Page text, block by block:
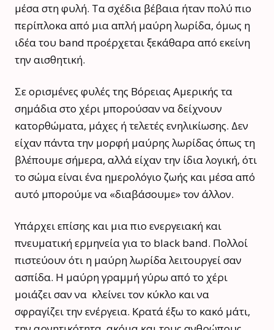
μέσα στη φυλή. Τα σχέδια βέβαια ήταν πολύ πιο
περίπλοκα από μια απλή μαύρη λωρίδα, όμως η
ιδέα του band προέρχεται ξεκάθαρα από εκείνη
την αισθητική.
Σε ορισμένες φυλές της Βόρειας Αμερικής τα
σημάδια στο χέρι μπορούσαν να δείχνουν
κατορθώματα, μάχες ή τελετές ενηλικίωσης. Δεν
είχαν πάντα την μορφή μαύρης λωρίδας όπως τη
βλέπουμε σήμερα, αλλά είχαν την ίδια λογική, ότι
το σώμα είναι ένα ημερολόγιο ζωής και μέσα από
αυτό μπορούμε να «διαβάσουμε» τον άλλον.
Υπάρχει επίσης και μια πιο ενεργειακή και
πνευματική ερμηνεία για το black band. Πολλοί
πιστεύουν ότι η μαύρη λωρίδα λειτουργεί σαν
ασπίδα. Η μαύρη γραμμή γύρω από το χέρι
μοιάζει σαν να κλείνει τον κύκλο και να
σφραγίζει την ενέργεια. Κρατά έξω το κακό μάτι,